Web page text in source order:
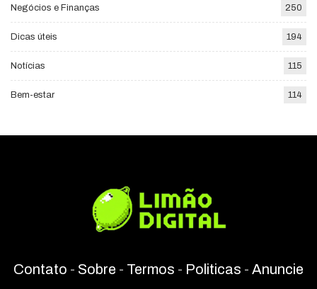
Negócios e Finanças 250
Dicas úteis 194
Notícias 115
Bem-estar 114
Contato - Sobre - Termos - Politicas - Anuncie